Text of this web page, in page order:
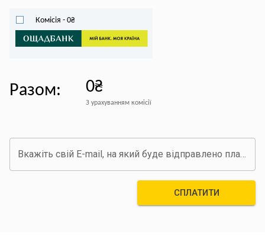
Комісія - 0₴
Разом: 0₴
З урахуванням комісії
Вкажіть свій E-mail, на який буде відправлено платіжний документ про оплату
СПЛАТИТИ